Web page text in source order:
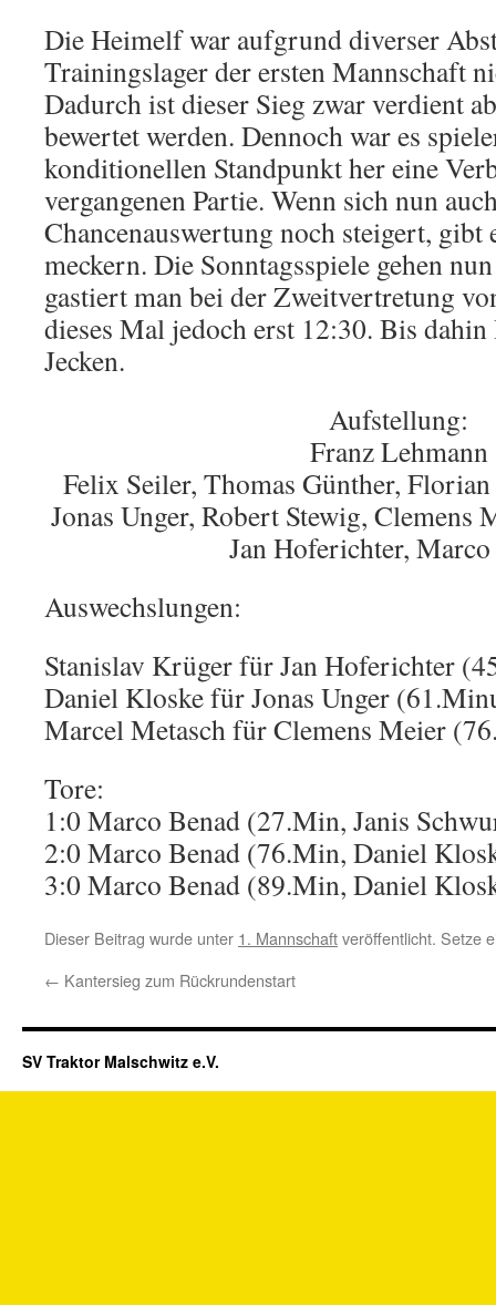
Die Heimelf war aufgrund diverser
Trainingslager der ersten Mannschaft
Dadurch ist dieser Sieg zwar verdient
bewertet werden. Dennoch war es
konditionellen Standpunkt her eine
vergangenen Partie. Wenn sich nun
Chancenauswertung noch steigert, gibt
meckern. Die Sonntagsspiele gehen
gastiert man bei der Zweitvertretung
dieses Mal jedoch erst 12:30. Bis
Jecken.
Aufstellung:
Franz Lehmann
Felix Seiler, Thomas Günther,
Jonas Unger, Robert Stewig, Clemens
Jan Hoferichter,
Auswechslungen:
Stanislav Krüger für Jan Hoferichter
Daniel Kloske für Jonas Unger
Marcel Metasch für Clemens Meier
Tore:
1:0 Marco Benad (27.Min, Janis
2:0 Marco Benad (76.Min, Daniel
3:0 Marco Benad (89.Min, Daniel
Dieser Beitrag wurde unter 1. Mannschaftveröffentlicht. Setze
← Kantersieg zum Rückrundenstart
SV Traktor Malschwitz e.V.